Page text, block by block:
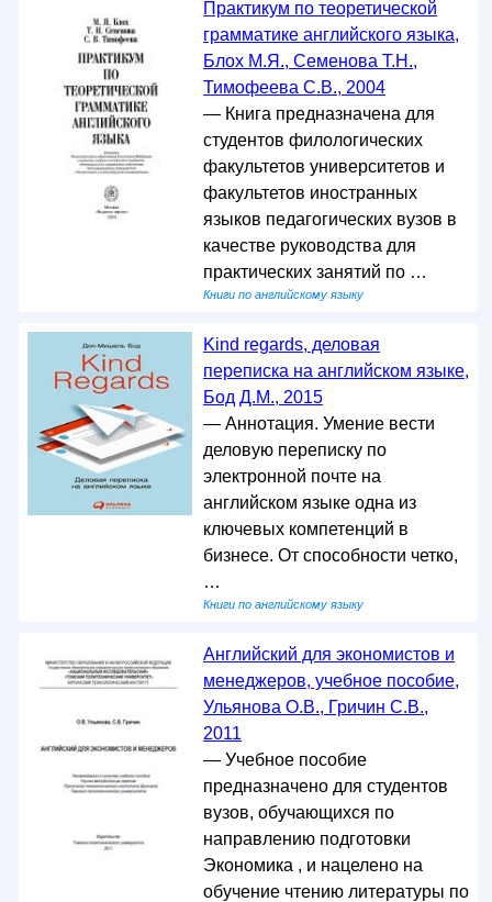
Практикум по теоретической
грамматике английского языка,
Блох М.Я., Семенова Т.Н.,
Тимофеева С.В., 2004
— Книга предназначена для
студентов филологических
факультетов университетов и
факультетов иностранных
языков педагогических вузов в
качестве руководства для
практических занятий по …
Книги по английскому языку
Kind regards, деловая
переписка на английском языке,
Бод Д.М., 2015
— Аннотация. Умение вести
деловую переписку по
электронной почте на
английском языке одна из
ключевых компетенций в
бизнесе. От способности четко,
…
Книги по английскому языку
Английский для экономистов и
менеджеров, учебное пособие,
Ульянова О.В., Гричин С.В.,
2011
— Учебное пособие
предназначено для студентов
вузов, обучающихся по
направлению подготовки
Экономика , и нацелено на
обучение чтению литературы по